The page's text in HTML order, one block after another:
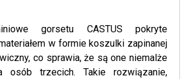
gorsetu CASTUS pokryte
w formie koszulki zapinanej
co sprawia, że są one niemalże
osób trzecich. Takie rozwiązanie,